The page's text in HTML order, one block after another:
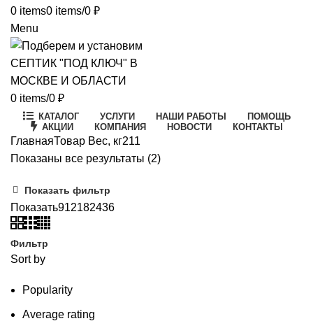
0 items0 items/0 ₽
Menu
0 items/0 ₽
КАТАЛОГ УСЛУГИ НАШИ РАБОТЫ
ПОМОЩЬ
АКЦИИ
КОМПАНИЯ НОВОСТИ КОНТАКТЫ
ГлавнаяТовар Вес, кг211
Показаны все результаты (2)Цены:
Показать фильтр
Показать912182436
Фильтр
Sort by
Popularity
Average rating